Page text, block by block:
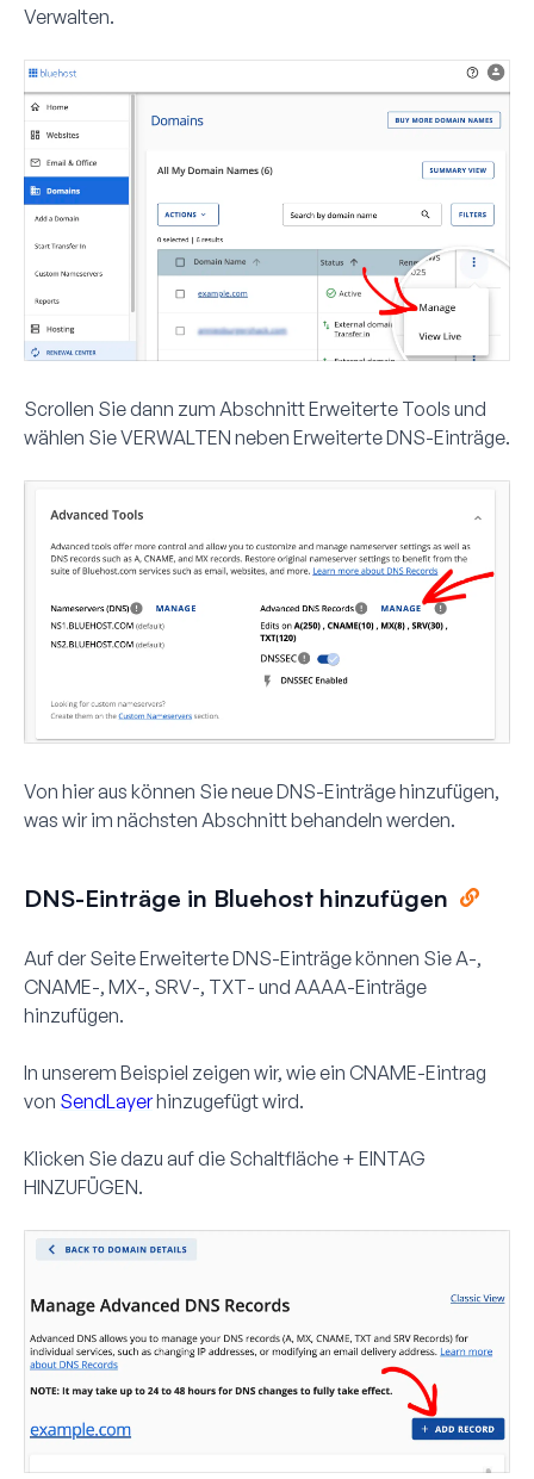
Verwalten.
Scrollen Sie dann zum AbschnittErweiterte Tools und
wählen SieVERWALTEN neben Erweiterte DNS-Einträge.
Von hier aus können Sie neue DNS-Einträge hinzufügen,
was wir im nächsten Abschnitt behandeln werden.
DNS-Einträge in Bluehost hinzufügen
Auf der Seite Erweiterte DNS-Einträge können SieA-,
CNAME-, MX-, SRV-, TXT- und AAAA-Einträge
hinzufügen.
In unserem Beispiel zeigen wir, wie ein CNAME-Eintrag
von SendLayerhinzugefügt wird.
Klicken Sie dazu auf die Schaltfläche + EINTAG
HINZUFÜGEN.